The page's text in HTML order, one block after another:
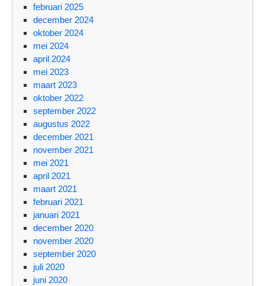
februari 2025
december 2024
oktober 2024
mei 2024
april 2024
mei 2023
maart 2023
oktober 2022
september 2022
augustus 2022
december 2021
november 2021
mei 2021
april 2021
maart 2021
februari 2021
januari 2021
december 2020
november 2020
september 2020
juli 2020
juni 2020